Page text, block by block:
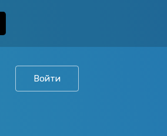
Войти